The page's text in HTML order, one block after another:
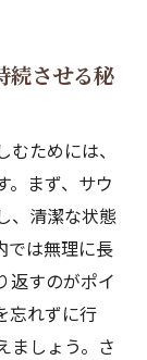
続させる秘
ためには、
。まず、サウ
、清潔な状態
では無理に長
返すのがポイ
忘れずに行
ましょう。さ